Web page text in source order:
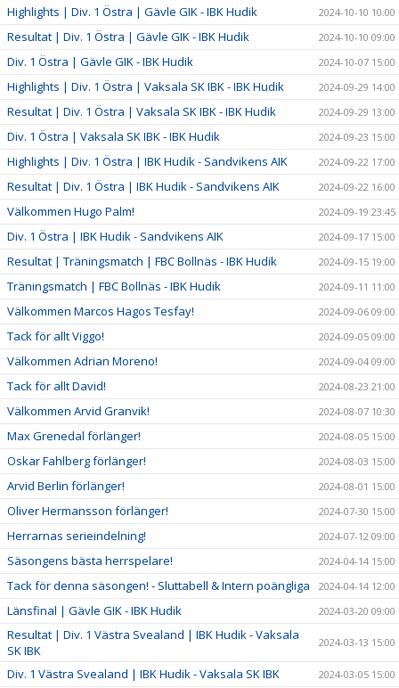
Highlights | Div. 1 Östra | Gävle GIK - IBK Hudik 2024-10-10 10:00
Resultat | Div. 1 Östra | Gävle GIK - IBK Hudik 2024-10-10 09:00
Div. 1 Östra | Gävle GIK - IBK Hudik 2024-10-07 15:00
Highlights | Div. 1 Östra | Vaksala SK IBK - IBK Hudik 2024-09-29 14:00
Resultat | Div. 1 Östra | Vaksala SK IBK - IBK Hudik 2024-09-29 13:00
Div. 1 Östra | Vaksala SK IBK - IBK Hudik 2024-09-23 15:00
Highlights | Div. 1 Östra | IBK Hudik - Sandvikens AIK 2024-09-22 17:00
Resultat | Div. 1 Östra | IBK Hudik - Sandvikens AIK 2024-09-22 16:00
Välkommen Hugo Palm! 2024-09-19 23:45
Div. 1 Östra | IBK Hudik - Sandvikens AIK 2024-09-17 15:00
Resultat | Träningsmatch | FBC Bollnäs - IBK Hudik 2024-09-15 19:00
Träningsmatch | FBC Bollnäs - IBK Hudik 2024-09-11 11:00
Välkommen Marcos Hagos Tesfay! 2024-09-06 09:00
Tack för allt Viggo! 2024-09-05 09:00
Välkommen Adrian Moreno! 2024-09-04 09:00
Tack för allt David! 2024-08-23 21:00
Välkommen Arvid Granvik! 2024-08-07 10:30
Max Grenedal förlänger! 2024-08-05 15:00
Oskar Fahlberg förlänger! 2024-08-03 15:00
Arvid Berlin förlänger! 2024-08-01 15:00
Oliver Hermansson förlänger! 2024-07-30 15:00
Herrarnas serieindelning! 2024-07-12 09:00
Säsongens bästa herrspelare! 2024-04-14 15:00
Tack för denna säsongen! - Sluttabell & Intern poängliga 2024-04-14 12:00
Länsfinal | Gävle GIK - IBK Hudik 2024-03-20 09:00
Resultat | Div. 1 Västra Svealand | IBK Hudik - Vaksala
SK IBK
2024-03-13 15:00
Div. 1 Västra Svealand | IBK Hudik - Vaksala SK IBK 2024-03-05 15:00